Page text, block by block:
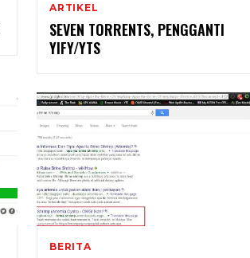
ARTIKEL
SEVEN TORRENTS, PENGGANTI
YIFY/YTS
BERITA